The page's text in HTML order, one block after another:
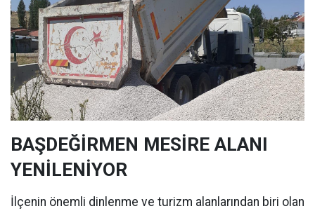
BAŞDEĞİRMEN MESİRE ALANI
YENİLENİYOR
İlçenin önemli dinlenme ve turizm alanlarından biri olan